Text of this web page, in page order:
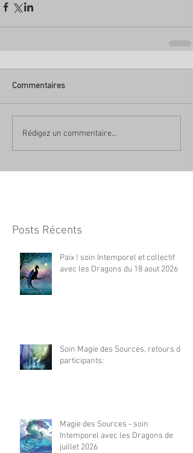
Commentaires
Rédigez un commentaire...
Posts Récents
Paix ! soin Intemporel et collectif
avec les Dragons du 18 aout 2026
Soin Magie des Sources, retours de
participants:
Magie des Sources - soin
Intemporel avec les Dragons de
juillet 2026